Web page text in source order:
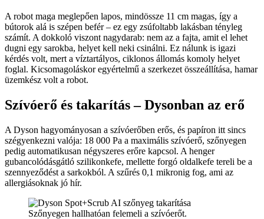
A robot maga meglepően lapos, mindössze 11 cm magas, így a
bútorok alá is szépen befér – ez egy zsúfoltabb lakásban tényleg
számít. A dokkoló viszont nagydarab: nem az a fajta, amit el lehet
dugni egy sarokba, helyet kell neki csinálni. Ez nálunk is igazi
kérdés volt, mert a víztartályos, ciklonos állomás komoly helyet
foglal. Kicsomagoláskor egyértelmű a szerkezet összeállítása, hamar
üzemkész volt a robot.
Szívóerő és takarítás – Dysonban az erő
A Dyson hagyományosan a szívóerőben erős, és papíron itt sincs
szégyenkezni valója: 18 000 Pa a maximális szívóerő, szőnyegen
pedig automatikusan négyszeres erőre kapcsol. A henger
gubancolódásgátló szilikonkefe, mellette forgó oldalkefe tereli be a
szennyeződést a sarkokból. A szűrés 0,1 mikronig fog, ami az
allergiásoknak jó hír.
Szőnyegen hallhatóan felemeli a szívóerőt.